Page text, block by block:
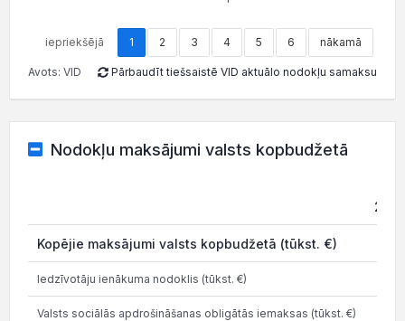
iepriekšējā 1 2 3 4 5 6 nākamā
Avots: VID Pārbaudīt tiešsaistē VID aktuālo nodokļu samaksu
Nodokļu maksājumi valsts kopbudžetā
2025
Kopējie maksājumi valsts kopbudžetā (tūkst. €)
Iedzīvotāju ienākuma nodoklis (tūkst. €)
Valsts sociālās apdrošināšanas obligātās iemaksas (tūkst. €)